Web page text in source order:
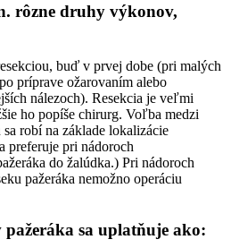
rôzne druhy výkonov,
buď v prvej dobe (pri malých
príprave ožarovaním alebo
nálezoch). Resekcia je veľmi
ho popíše chirurg. Voľba medzi
robí na základe lokalizácie
preferuje pri nádoroch
do žalúdka.) Pri nádoroch
pažeráka nemožno operáciu
sa uplatňuje ako: